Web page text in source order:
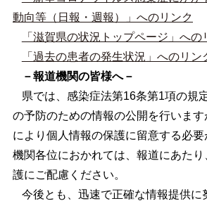
動向等（日報・週報）」へのリンク
「滋賀県の状況トップページ」への
「過去の患者の発生状況」へのリン
－報道機関の皆様へ－
県では、感染症法第16条第1項の規
の予防のための情報の公開を行いま
により個人情報の保護に留意する必
機関各位におかれては、報道にあた
護にご配慮ください。
今後とも、迅速で正確な情報提供に